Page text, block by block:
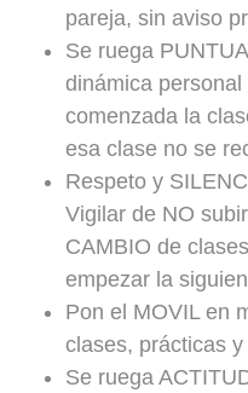
pareja, sin aviso
Se ruega
dinámica
comenzada la
esa clase no se
Respeto y
Vigilar de NO
CAMBIO de
empezar la
Pon el MOVIL en
clases, prácticas
Se ruega